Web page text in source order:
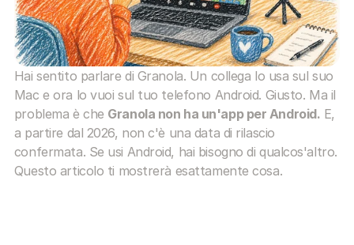
Hai sentito parlare di Granola. Un collega lo usa sul suo
Mac e ora lo vuoi sul tuo telefono Android. Giusto. Ma il
problema è che Granola non ha un'app per Android. E,
a partire dal 2026, non c'è una data di rilascio
confermata. Se usi Android, hai bisogno di qualcos'altro.
Questo articolo ti mostrerà esattamente cosa.